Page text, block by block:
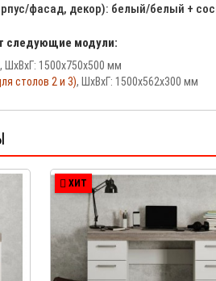
фасад, декор): белый/белый +
следующие модули:
, ШхВхГ: 1500х750х500 мм
столов 2 и 3), ШхВхГ: 1500х562х300 мм
ХИТ